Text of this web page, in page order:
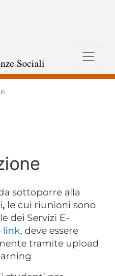
Sociali
sottoporre alla
, le cui riunioni sono
dei Servizi E-
link, deve essere
tramite upload